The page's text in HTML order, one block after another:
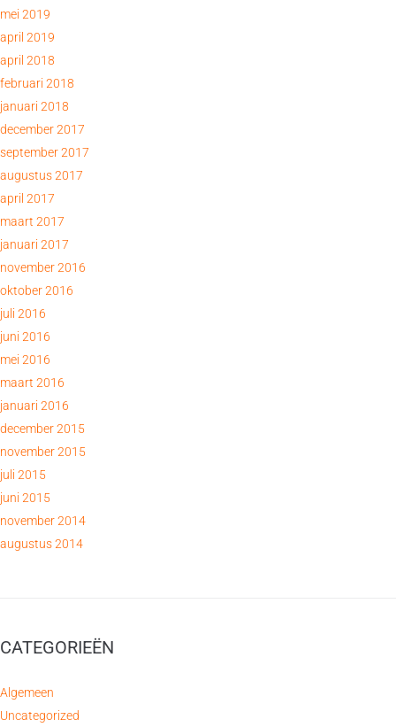
mei 2019
april 2019
april 2018
februari 2018
januari 2018
december 2017
september 2017
augustus 2017
april 2017
maart 2017
januari 2017
november 2016
oktober 2016
juli 2016
juni 2016
mei 2016
maart 2016
januari 2016
december 2015
november 2015
juli 2015
juni 2015
november 2014
augustus 2014
CATEGORIEËN
Algemeen
Uncategorized